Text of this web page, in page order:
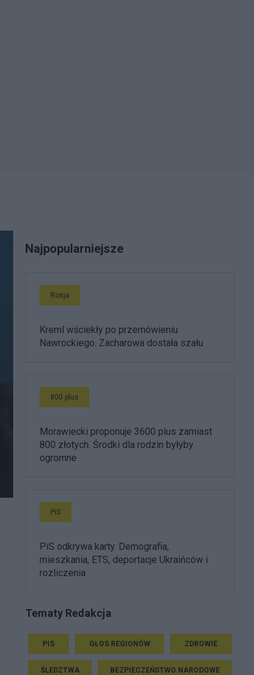
Najpopularniejsze
Rosja
Kreml wściekły po przemówieniu
Nawrockiego. Zacharowa dostała szału
800 plus
Morawiecki proponuje 3600 plus zamiast
800 złotych. Środki dla rodzin byłyby
ogromne
PiS
PiS odkrywa karty. Demografia,
mieszkania, ETS, deportacje Ukraińców i
rozliczenia
Tematy Redakcja
PIS GŁOS REGIONÓW ZDROWIE
ŚLEDZTWA BEZPIECZEŃSTWO NARODOWE